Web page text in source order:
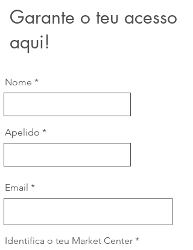
Garante o teu acesso
aqui!
Nome
Apelido
Email
Identifica o teu Market Center